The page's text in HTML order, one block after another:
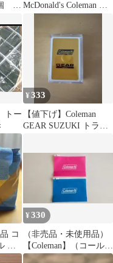
即 McDonald's Coleman コ
トー
¥333
【値下げ】Coleman
GEAR SUZUKI トラン
コ
オ
ッ
¥330
（非売品・未使用品）
【Coleman】（コールマ
ン）ジッパーバッグ２